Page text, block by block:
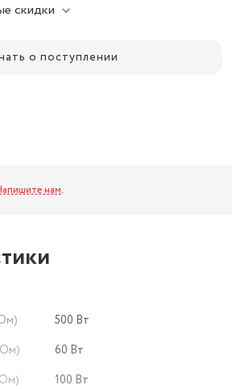
скидки
о поступлении
нам.
500 Вт
60 Вт
100 Вт